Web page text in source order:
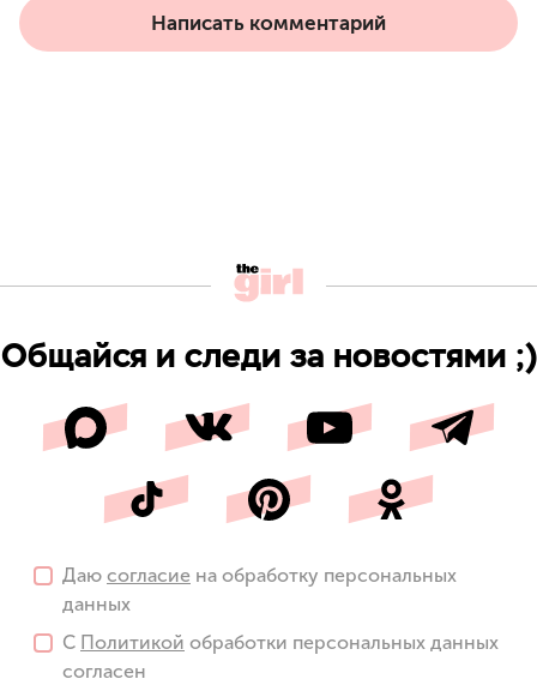
Написать комментарий
Общайся и следи за новостями ;)
Даю согласие на обработку персональных
данных
С Политикой обработки персональных данных
согласен